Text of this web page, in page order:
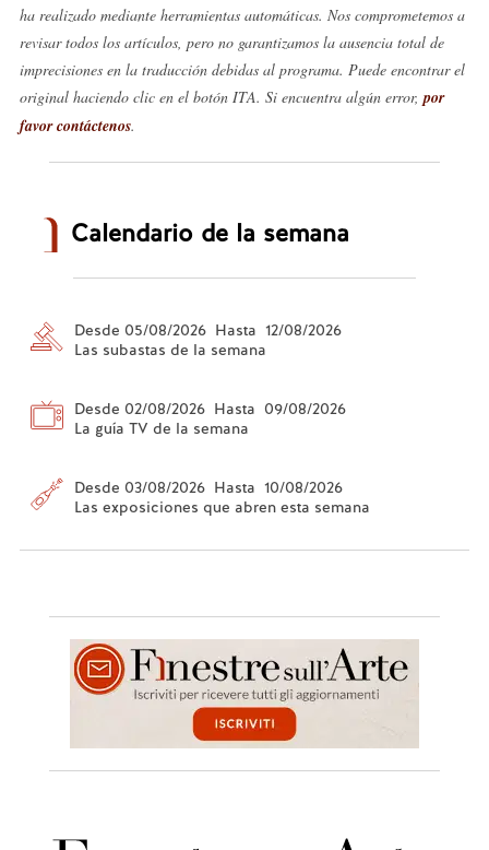
ha realizado mediante herramientas automáticas. Nos comprometemos a
revisar todos los artículos, pero no garantizamos la ausencia total de
imprecisiones en la traducción debidas al programa. Puede encontrar el
original haciendo clic en el botón ITA. Si encuentra algún error, por
favor contáctenos.
Calendario de la semana
Desde 05/08/2026 Hasta 12/08/2026
Las subastas de la semana
Desde 02/08/2026 Hasta 09/08/2026
La guía TV de la semana
Desde 03/08/2026 Hasta 10/08/2026
Las exposiciones que abren esta semana